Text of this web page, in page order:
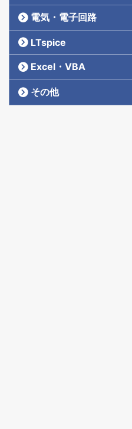
電気・電子回路
LTspice
Excel・VBA
その他